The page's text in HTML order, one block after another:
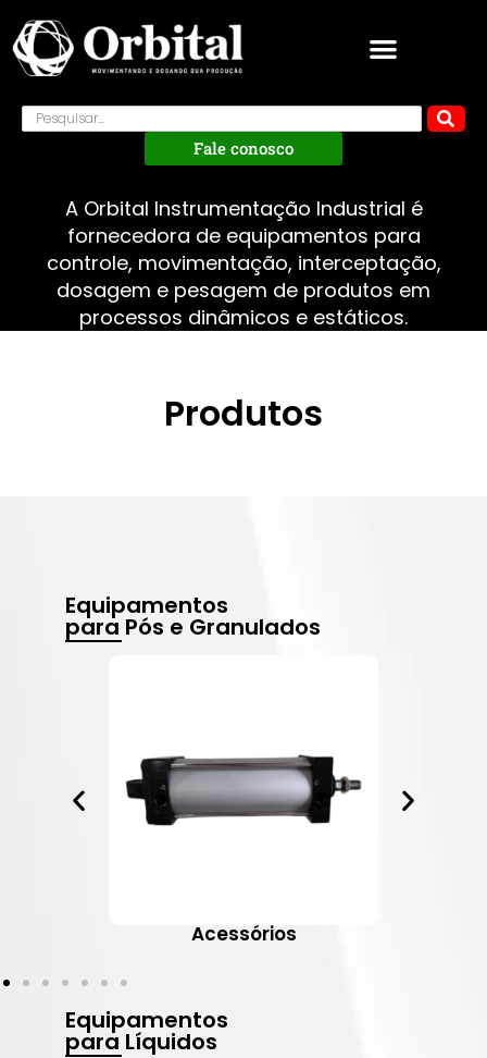
Fale conosco
A Orbital Instrumentação Industrial é
fornecedora de equipamentos para
controle, movimentação, interceptação,
dosagem e pesagem de produtos em
processos dinâmicos e estáticos.
Produtos
Equipamentos
para Pós e Granulados
Acessórios
Equipamentos
para Líquidos